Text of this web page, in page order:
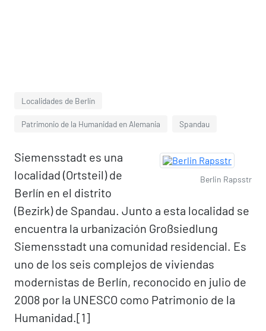
Localidades de Berlín
Patrimonio de la Humanidad en Alemania Spandau
Berlin Rapsstr
Siemensstadt es una
localidad (Ortsteil) de
Berlín en el distrito
(Bezirk) de Spandau. Junto a esta localidad se
encuentra la urbanización Großsiedlung
Siemensstadt una comunidad residencial. Es
uno de los seis complejos de viviendas
modernistas de Berlín, reconocido en julio de
2008 por la UNESCO como Patrimonio de la
Humanidad.[1]​